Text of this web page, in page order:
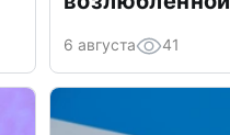
6 августа 41